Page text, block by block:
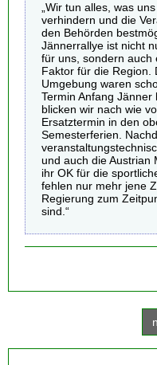
„Wir tun alles, was
verhindern und die
den Behörden
Jännerrallye ist nicht
für uns, sondern auch
Faktor für die Region.
Umgebung waren
Termin Anfang
blicken wir nach wie
Ersatztermin in den
Semesterferien.
und auch die Austrian
ihr OK für die
fehlen nur mehr jene
Regierung zum
sind.“